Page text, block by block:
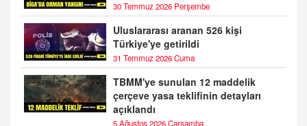
30 Temmuz 2026 Perşembe
Uluslararası aranan 526 kişi
Türkiye'ye getirildi
31 Temmuz 2026 Cuma
TBMM'ye sunulan 12 maddelik
çerçeve yasa teklifinin detayları
açıklandı
5 Ağustos 2026 Çarşamba